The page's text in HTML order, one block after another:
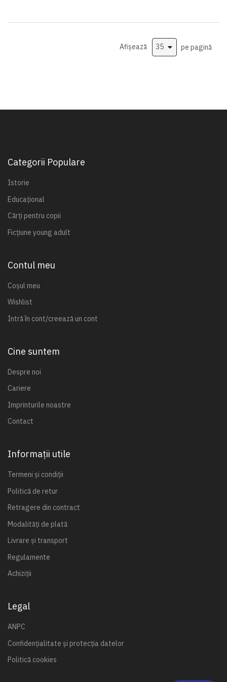
Afișează pe pagină
Categorii Populare
Istorie
Educațional
Cărți pentru copii
Ficțiune young adult
Contul meu
Coșul meu
Wishlist
Intră în cont/creează un cont
Cine suntem
Despre noi
Cariere
Imprinturile noastre
Contact
Informații utile
Termeni și condiții
Politică de retur
Retragere din contract
Modalități de plată
Livrare și transport
Regulamente
Achiziții
Legal
ANPC
Confidențialitate și protecția datelor
Politică cookies